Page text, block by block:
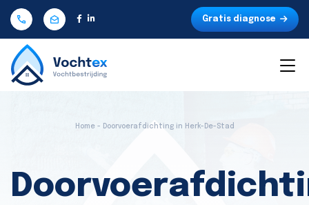
Gratis diagnose
Home - Doorvoerafdichting in Herk-De-Stad